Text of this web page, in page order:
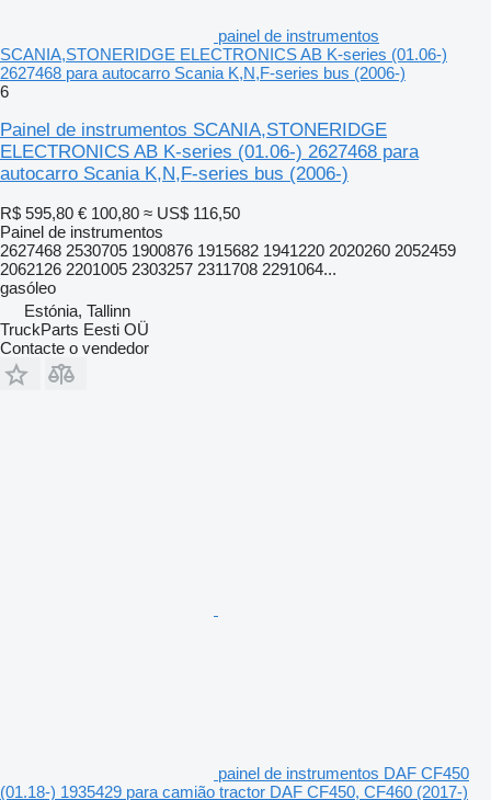
painel de instrumentos
SCANIA,STONERIDGE ELECTRONICS AB K-series (01.06-)
2627468 para autocarro Scania K,N,F-series bus (2006-)
6
Painel de instrumentos SCANIA,STONERIDGE
ELECTRONICS AB K-series (01.06-) 2627468 para
autocarro Scania K,N,F-series bus (2006-)
R$ 595,80 € 100,80 ≈ US$ 116,50
Painel de instrumentos
2627468 2530705 1900876 1915682 1941220 2020260 2052459
2062126 2201005 2303257 2311708 2291064...
gasóleo
Estónia, Tallinn
TruckParts Eesti OÜ
Contacte o vendedor
painel de instrumentos DAF CF450
(01.18-) 1935429 para camião tractor DAF CF450, CF460 (2017-)